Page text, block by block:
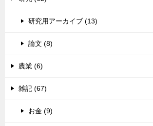
研究用アーカイブ (13)
論文 (8)
農業 (6)
雑記 (67)
お金 (9)